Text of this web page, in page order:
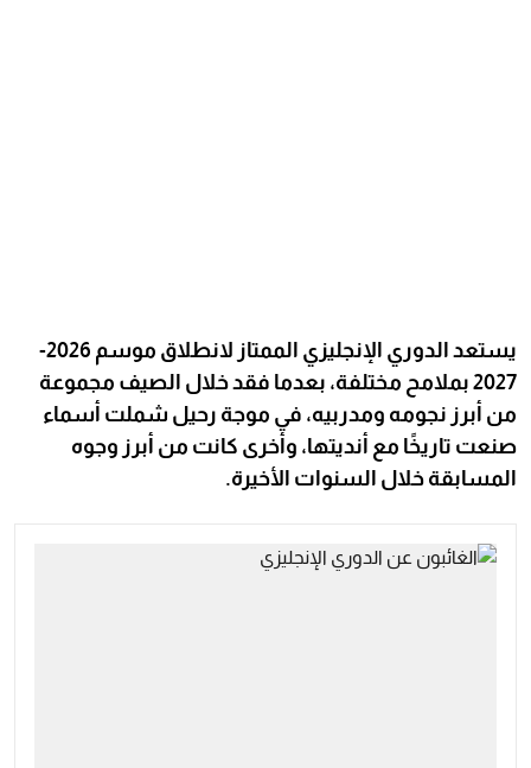
يستعد الدوري الإنجليزي الممتاز لانطلاق موسم 2026-
2027 بملامح مختلفة، بعدما فقد خلال الصيف مجموعة
من أبرز نجومه ومدربيه، في موجة رحيل شملت أسماء
صنعت تاريخًا مع أنديتها، وأخرى كانت من أبرز وجوه
المسابقة خلال السنوات الأخيرة.